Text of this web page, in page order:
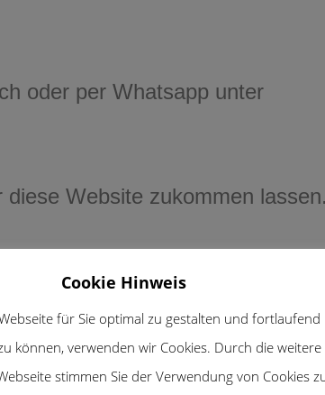
oder per Whatsapp unter
Website zukommen lassen.
Cookie Hinweis
für Sie optimal zu gestalten und fortlaufend
können, verwenden wir Cookies. Durch die weitere
stimmen Sie der Verwendung von Cookies